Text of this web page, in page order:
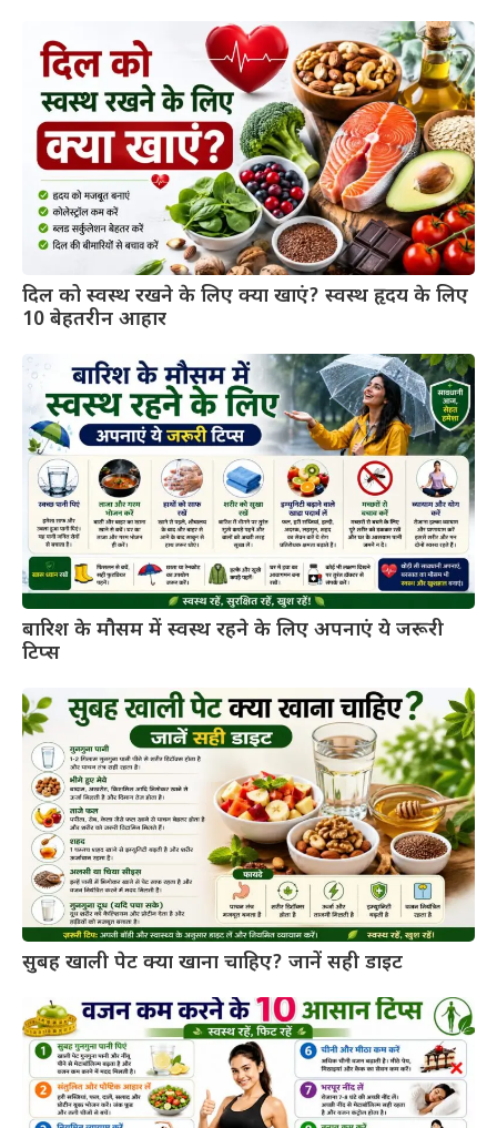
दिल को स्वस्थ रखने के लिए क्या खाएं? स्वस्थ हृदय के लिए
10 बेहतरीन आहार
बारिश के मौसम में स्वस्थ रहने के लिए अपनाएं ये जरूरी
टिप्स
सुबह खाली पेट क्या खाना चाहिए? जानें सही डाइट